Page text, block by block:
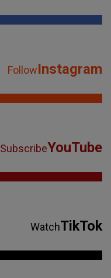
FollowInstagram
SubscribeYouTube
WatchTikTok